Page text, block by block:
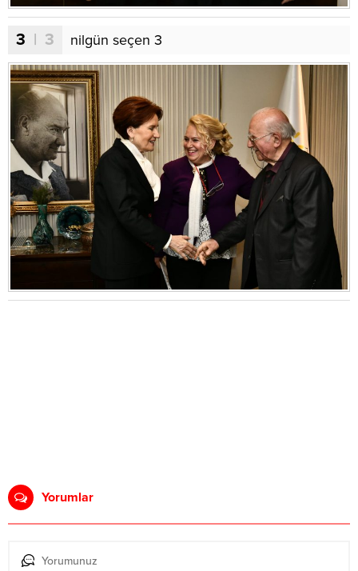
3 | 3 nilgün seçen 3
Yorumlar